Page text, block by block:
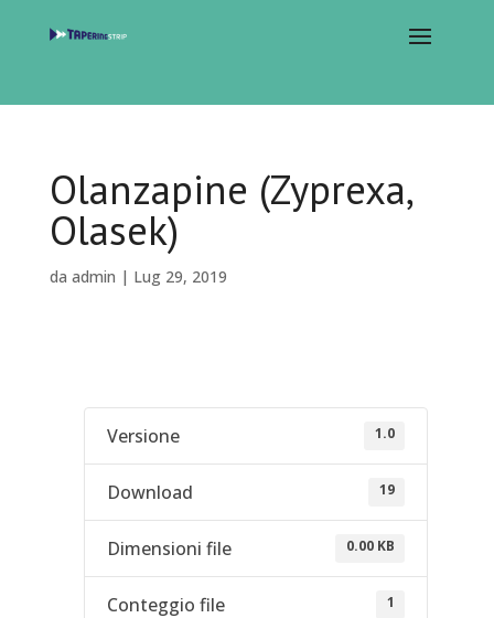
Olanzapine (Zyprexa,
Olasek)
da admin | Lug 29, 2019
Versione 1.0
Download 19
Dimensioni file 0.00 KB
Conteggio file 1